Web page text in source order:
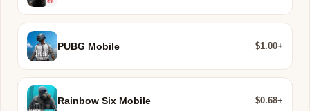
PUBG Mobile $1.00+
Rainbow Six Mobile $0.68+